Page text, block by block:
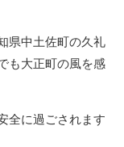
県中土佐町の久礼
も大正町の風を感
全に過ごされます